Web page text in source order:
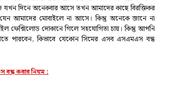
দিনে অনেকবার আসে তখন আমাদের কাছে বিরক্তিকর
আমাদের মোবাইলে না আসে। ‍কিন্তু অনেকে জানে না
ফেক্সিলোড দোকানে গিলে সহযোগিতা চায়। কিন্তু আপনি
পারবেন, কিভাবে যেকোন সিমের এসব এসএমএস বন্ধ
করার নিয়ম :